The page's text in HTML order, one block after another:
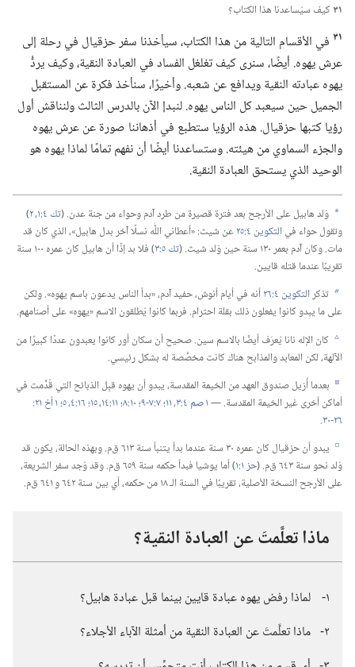
٣١كيف سيُساعدنا هذا الكتاب؟‏
٣١ في الأقسام التالية من هذا الكتاب،‏ سيأخذنا سفر حزقيال في رحلة إلى
عرش يهوه.‏ أيضًا،‏ سنرى كيف تغلغل الفساد في العبادة النقية،‏ وكيف يردُّ
يهوه عبادته النقية ويدافع عن شعبه.‏ وأخيرًا،‏ سنأخذ فكرة عن المستقبل
الجميل حين سيعبد كل الناس يهوه.‏ لنبدإ الآن بالدرس الثالث ولنناقش أول
رؤيا كتبها حزقيال.‏ هذه الرؤيا ستطبع في أذهاننا صورة عن عرش يهوه
والجزء السماوي من هيئته.‏ وستساعدنا أيضًا أن نفهم تمامًا لماذا يهوه هو
الوحيد الذي يستحق العبادة النقية.‏
a وُلد هابيل على الأرجح بعد فترة قصيرة من طرد آدم وحواء من جنة عدن.‏ (‏تك ٤:‏​١،‏ ٢
‏)‏
وتقول حواء فيالتكوين ٤:‏٢٥
عن شيث:‏ «أعطاني اللّٰه نسلًا آخر بدل هابيل»،‏ الذي كان قد
مات.‏ وكان آدم بعمر ١٣٠ سنة حين وَلد شيث.‏ (‏
تك ٥:‏٣
‏)‏ فلا بد إذًا أن هابيل كان عمره ١٠٠ سنة
تقريبًا عندما قتله قايين.‏
b تذكرالتكوين ٤:‏٢٦
أنه في أيام أنوش،‏ حفيد آدم،‏ «بدأ الناس يدعون باسم يهوه».‏ ولكن
على ما يبدو كانوا يفعلون ذلك بقلة احترام.‏ فربما كانوا يُطلقون الاسم «يهوه» على أصنامهم.‏
c كان الإله نانا يُعرَف أيضًا بالاسم سين.‏ صحيح أن سكان أور كانوا يعبدون عددًا كبيرًا من
الآلهة،‏ لكن المعابد والمذابح هناك كانت مخصَّصة له بشكل رئيسي.‏
d بعدما أُزيل صندوق العهد من الخيمة المقدسة،‏ يبدو أن يهوه قبِل الذبائح التي قُدِّمت في
أماكن أخرى غير الخيمة المقدسة.‏ —‏١ صم ٤:‏​٣،‏
٢٦-‏٣٠
‏.‏
e
يبدو أن حزقيال كان عمره ٣٠ سنة عندما بدأ يتنبأ سنة ٦١٣ ق‌م.‏ وبهذه الحالة،‏ يكون قد
وُلد نحو سنة ٦٤٣ ق‌م.‏ (‏
حز ١:‏١
‏)‏ أما يوشيا فبدأ حكمه سنة ٦٥٩ ق‌م.‏ وقد وُجد سفر الشريعة،‏
على الأرجح النسخة الأصلية،‏ تقريبًا في السنة الـ‍ ١٨ من حكمه،‏ أي بين سنة ٦٤٢ و ٦٤١ ق‌م.‏
ماذا تعلَّمتَ عن العبادة النقية؟‏
١-‏
لماذا رفض يهوه عبادة قايين بينما قبل عبادة هابيل؟‏
٢-‏
ماذا تعلَّمتَ عن العبادة النقية من أمثلة الآباء الأجلاء؟‏